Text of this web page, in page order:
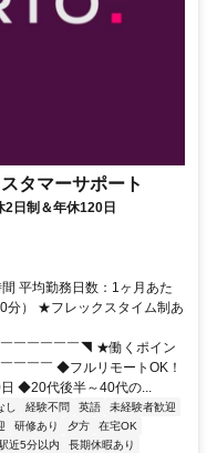
タマーサポート
日制＆年休120日
平均勤務日数：1ヶ月あた
分） ★フレックスタイム制あ
￣￣￣￣￣◥ ★働くポイン
￣￣￣ ◆フルリモートOK！
◆20代後半～40代の...
経験不問 英語
未経験者歓迎
研修あり 夕方
在宅OK
近5分以内 長期休暇あり